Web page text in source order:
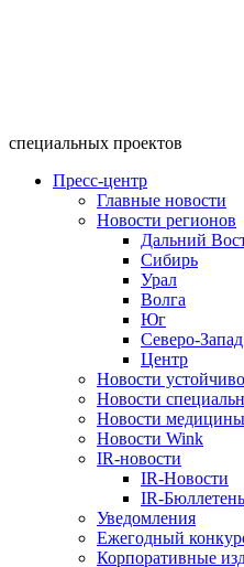
специальных проектов
Пресс-центр
Главные новости
Новости регионов
Дальний
Сибирь
Урал
Волга
Юг
Северо-Запад
Центр
Новости
Новости
Новости медицины
Новости Wink
IR-новости
IR-Новости
IR-Бюллетень
Уведомления
Ежегодный
Корпоративные